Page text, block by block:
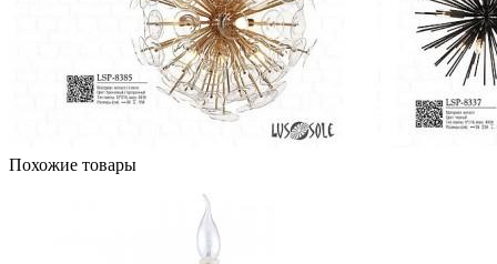
Похожие товары